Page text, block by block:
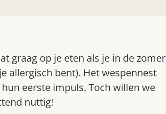
graag op je eten als je in de zomer
allergisch bent). Het wespennest
eerste impuls. Toch willen we
nuttig!